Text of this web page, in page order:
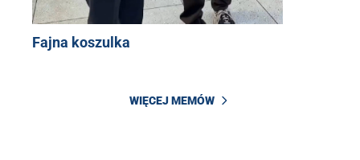
Fajna koszulka
WIĘCEJ MEMÓW